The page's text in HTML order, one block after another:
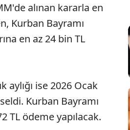
alınan kararla en
Kurban Bayramı
en az 24 bin TL
ise 2026 Ocak
Kurban Bayramı
TL ödeme yapılacak.